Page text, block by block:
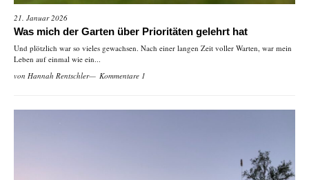
21. Januar 2026
Was mich der Garten über Prioritäten gelehrt hat
Und plötzlich war so vieles gewachsen. Nach einer langen Zeit voller Warten, war mein
Leben auf einmal wie ein...
von Hannah Rentschler Kommentare 1